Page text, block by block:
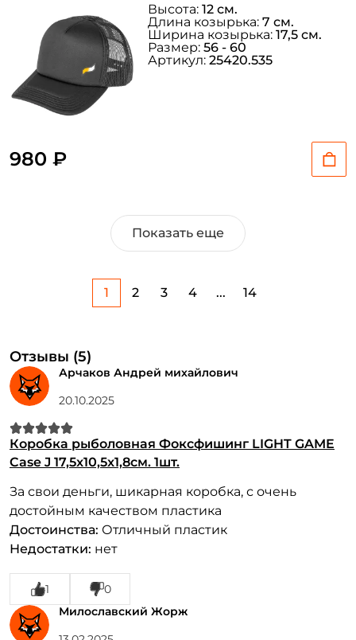
980 ₽
Высота: 12 см.
Длина козырька: 7 см.
Ширина козырька: 17,5 см.
Размер: 56 - 60
Артикул: 25420.535
Показать еще
1 2 3 4 ... 14
Отзывы (5)
Арчаков Андрей михайлович
20.10.2025
Коробка рыболовная Фоксфишинг LIGHT GAME
Case J 17,5x10,5x1,8см. 1шт.
За свои деньги, шикарная коробка, с очень
достойным качеством пластика
Достоинства: Отличный пластик
Недостатки: нет
1
0
Милославский Жорж